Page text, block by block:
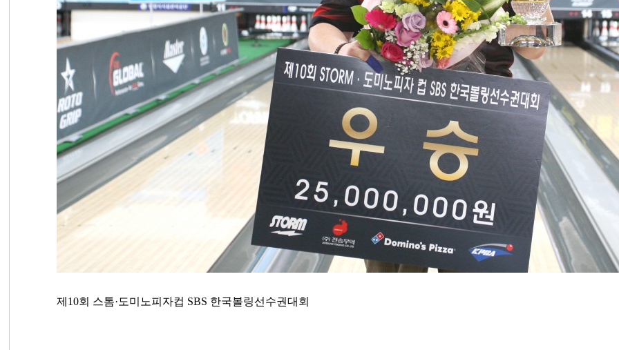
제10회 스톰·도미노피자컵 SBS 한국볼링선수권대회